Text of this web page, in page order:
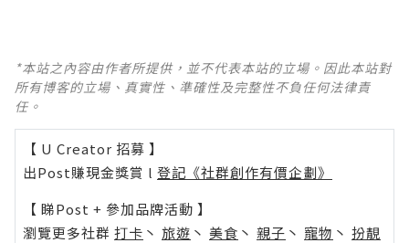
*本站之內容由作者所提供，並不代表本站的立場。因此本站對
所有博客的立場、真實性、準確性及完整性不負任何法律責
任。
【 U Creator 招募 】
出Post賺現金獎賞 l 登記《社群創作有價企劃》
【 睇Post + 參加品牌活動 】
瀏覽更多社群 打卡 丶 旅遊 丶 美食 丶 親子 丶 寵物 丶 扮靚